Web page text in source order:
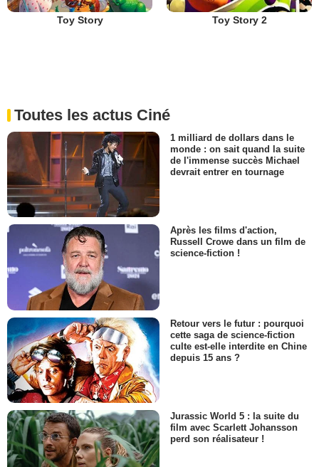
Toy Story Toy Story 2
Toutes les actus Ciné
1 milliard de dollars dans le
monde : on sait quand la suite
de l'immense succès Michael
devrait entrer en tournage
Après les films d'action,
Russell Crowe dans un film de
science-fiction !
Retour vers le futur : pourquoi
cette saga de science-fiction
culte est-elle interdite en Chine
depuis 15 ans ?
Jurassic World 5 : la suite du
film avec Scarlett Johansson
perd son réalisateur !